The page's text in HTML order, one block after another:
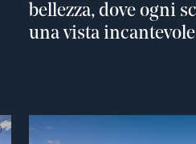
bellezza, dove ogni
una vista incantevole
Non preferito